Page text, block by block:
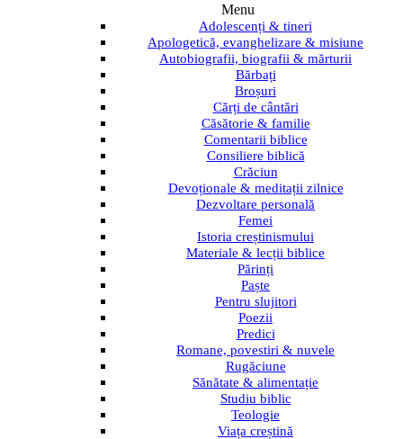
Menu
Adolescenți & tineri
Apologetică, evanghelizare & misiune
Autobiografii, biografii & mărturii
Bărbați
Broșuri
Cărți de cântări
Căsătorie & familie
Comentarii biblice
Consiliere biblică
Crăciun
Devoționale & meditații zilnice
Dezvoltare personală
Femei
Istoria creștinismului
Materiale & lecții biblice
Părinți
Paște
Pentru slujitori
Poezii
Predici
Romane, povestiri & nuvele
Rugăciune
Sănătate & alimentație
Studiu biblic
Teologie
Viața creștină